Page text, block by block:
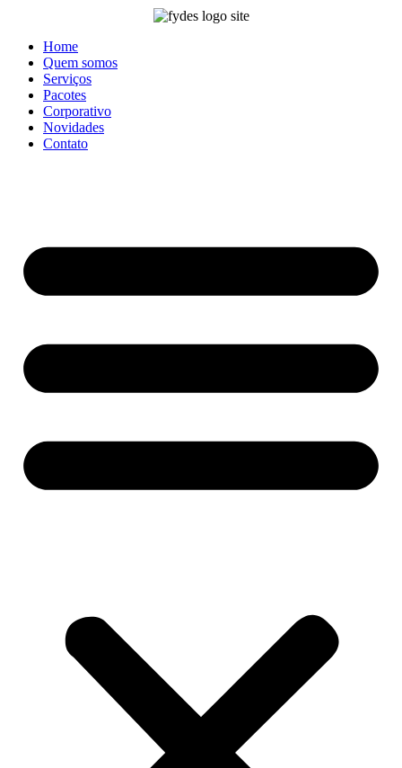
conteúdo
Home
Quem somos
Serviços
Pacotes
Corporativo
Novidades
Contato